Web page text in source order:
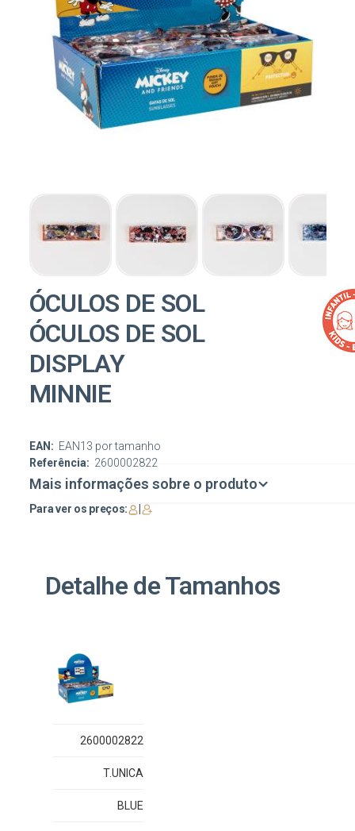
ÓCULOS DE SOL
ÓCULOS DE SOL
DISPLAY
MINNIE
Referência: 2600002822
EAN: EAN13 por tamanho
Mais informações sobre o produto
Para ver os preços:
Detalhe de Tamanhos
2600002822
T.UNICA
BLUE